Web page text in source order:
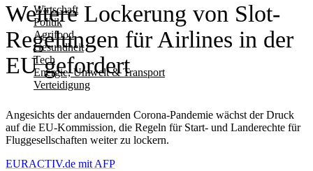
Wirtschaft
Politik
Agrifood
Gesundheit
Tech
Energie, Umwelt & Transport
Verteidigung
Weitere Lockerung von Slot-
Regelungen für Airlines in der
EU gefordert
Angesichts der andauernden Corona-Pandemie wächst der Druck
auf die EU-Kommission, die Regeln für Start- und Landerechte für
Fluggesellschaften weiter zu lockern.
EURACTIV.de mit AFP